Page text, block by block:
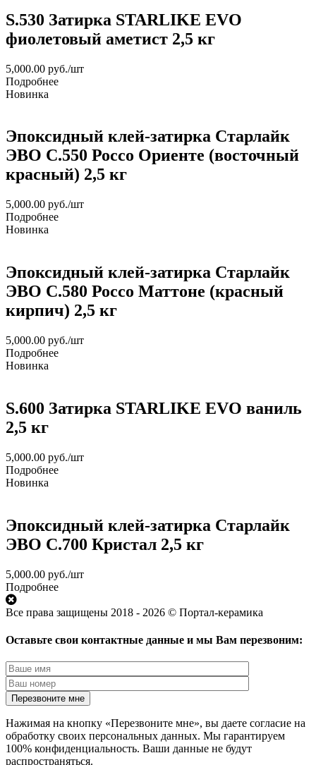
S.530 Затирка STARLIKE EVO
фиолетовый аметист 2,5 кг
5,000.00 руб./шт
Подробнее
Новинка
Эпоксидный клей-затирка Старлайк
ЭВО С.550 Россо Ориенте (восточный
красный) 2,5 кг
5,000.00 руб./шт
Подробнее
Новинка
Эпоксидный клей-затирка Старлайк
ЭВО С.580 Россо Маттоне (красный
кирпич) 2,5 кг
5,000.00 руб./шт
Подробнее
Новинка
S.600 Затирка STARLIKE EVO ваниль
2,5 кг
5,000.00 руб./шт
Подробнее
Новинка
Эпоксидный клей-затирка Старлайк
ЭВО С.700 Кристал 2,5 кг
5,000.00 руб./шт
Подробнее
Все права защищены 2018 - 2026 © Портал-керамика
Оставьте свои контактные данные и мы Вам перезвоним:
Нажимая на кнопку «Перезвоните мне», вы даете согласие на
обработку своих персональных данных. Мы гарантируем
100% конфиденциальность. Ваши данные не будут
распространяться.